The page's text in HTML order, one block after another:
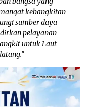
kebangkitan
sumber daya
pelayanan
untuk Laut